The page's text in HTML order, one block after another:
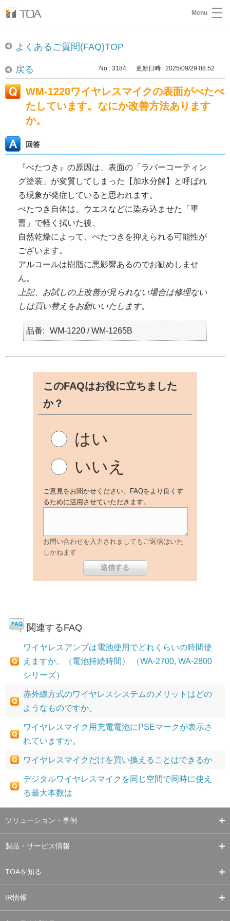
Menu
よくあるご質問(FAQ)TOP
戻る No : 3184 更新日時 : 2025/09/29 08:52
WM-1220ワイヤレスマイクの表面がべたべ
たしています。なにか改善方法あります
か。
回答
『べたつき』の原因は、表面の「ラバーコーティン
グ塗装」が変質してしまった【加水分解】と呼ばれ
る現象が発症していると思われます。
べたつき自体は、ウエスなどに染み込ませた「重
曹」で軽く拭いた後、
自然乾燥によって、べたつきを抑えられる可能性が
ございます。
アルコールは樹脂に悪影響あるのでお勧めしませ
ん。
上記、お試しの上改善が見られない場合は修理ない
しは買い替えをお願いいたします。
品番 WM-1220 / WM-1265B
このFAQはお役に立ちました
か？
はい
いいえ
ご意見をお聞かせください。FAQをより良くす
るために活用させていただきます。
お問い合わせを入力されましてもご返信はいた
しかねます
関連するFAQ
ワイヤレスアンプは電池使用でどれくらいの時間使
えますか。（電池持続時間） （WA-2700, WA-2800
シリーズ）
赤外線方式のワイヤレスシステムのメリットはどの
ようなものですか。
ワイヤレスマイク用充電電池にPSEマークが表示さ
れていますか。
ワイヤレスマイクだけを買い換えることはできるか
デジタルワイヤレスマイクを同じ空間で同時に使え
る最大本数は
ソリューション・事例
製品・サービス情報
TOAを知る
IR情報